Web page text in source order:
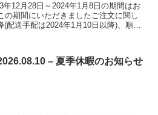
年12月28日～2024年1月8日の期間はお
の期間にいただきましたご注文に関し
配送手配は2024年1月10日以降)、順次
– 夏季休暇のお知らせ